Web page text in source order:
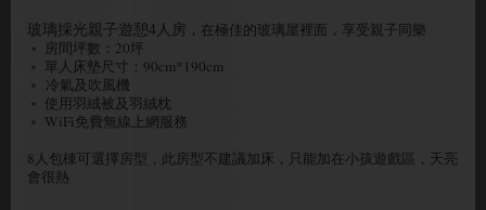
玻璃採光親子遊憩4人房 ，在極佳的玻璃屋裡面，享受親子同樂
﹡ 房間坪數：20坪
﹡ 單人床墊尺寸：90cm*190cm
﹡ 冷氣及吹風機
﹡ 使用羽絨被及羽絨枕
﹡ WiFi免費無線上網服務
8人包棟可選擇房型，此房型不建議加床，只能加在小孩遊戲區，天亮
會很熱